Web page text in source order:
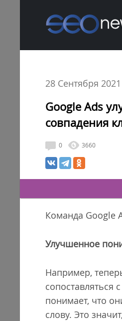
28 Сентября 2021
Google Ads
совпадения
0 3660
Команда Google
Улучшенное
Например,
сопоставляться
понимает, что
слову. Это